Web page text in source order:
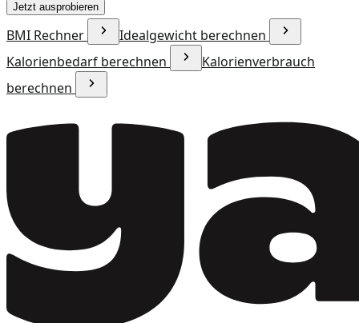
Jetzt ausprobieren
BMI Rechner
Idealgewicht berechnen
Kalorienbedarf berechnen
Kalorienverbrauch
berechnen